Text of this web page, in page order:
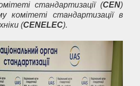
стандартизації (CEN)
комітеті стандартизації в
(CENELEC).